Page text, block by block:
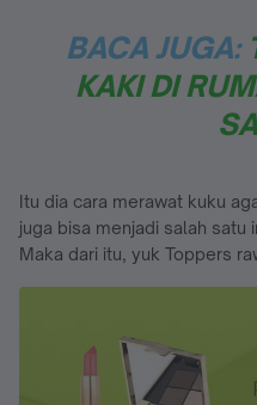
BACA JUGA:
KAKI DI
Itu dia cara merawat kuku
juga bisa menjadi salah satu
Maka dari itu, yuk Toppers